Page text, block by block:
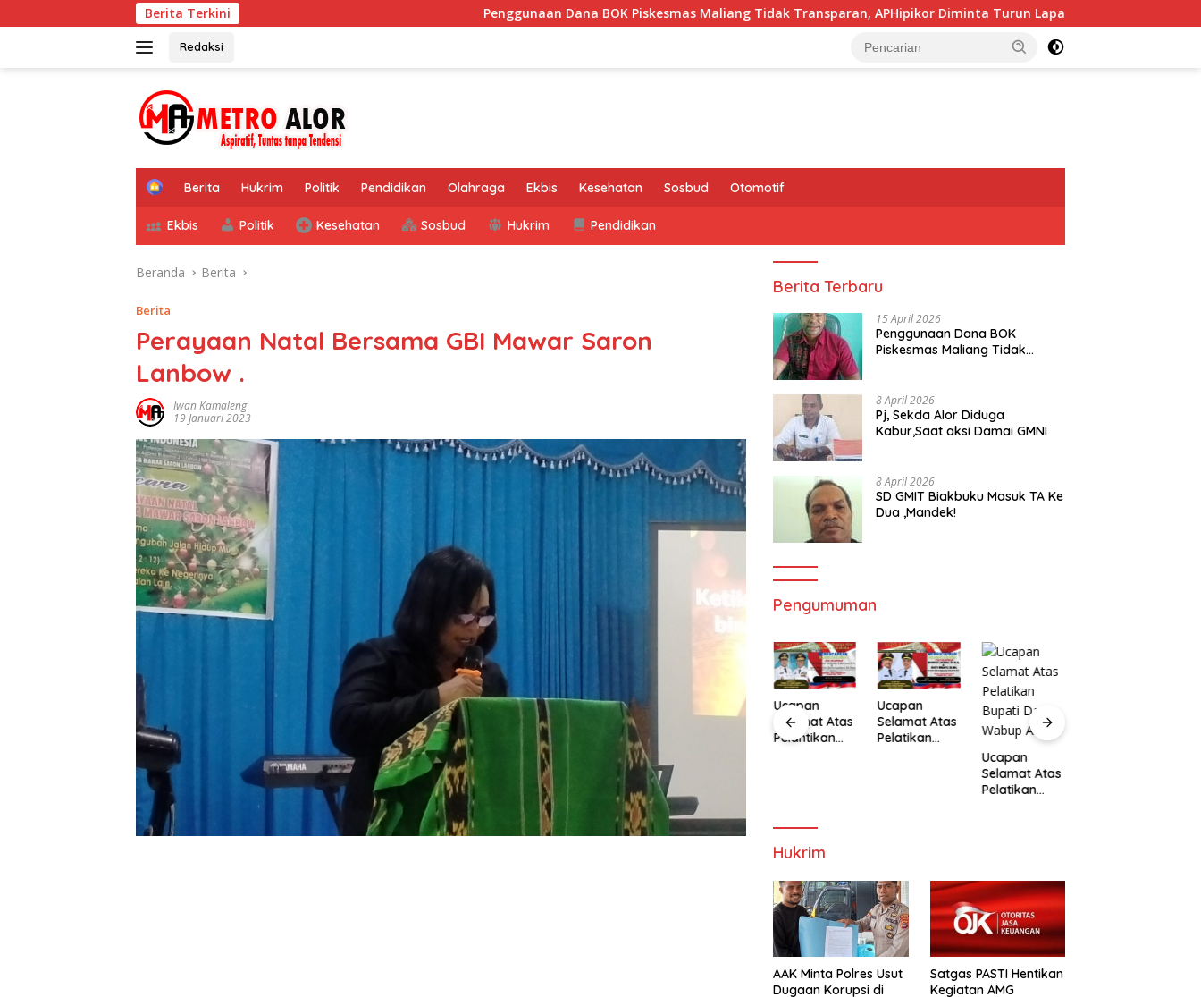
ke
Berita Terkini Penggunaan Dana BOK Piskesmas Maliang Tidak Transparan, APHipikor Diminta Turun Lapangan. Pj, Sekda Alor
Redaksi
H
m
e
Berita Hukrim Politik Pendidikan Olahraga Ekbis Kesehatan Sosbud Otomotif
Ekbis Politik Kesehatan Sosbud Hukrim Pendidikan
Beranda Berita
Berita
Perayaan Natal Bersama GBI Mawar Saron
Lanbow .
Iwan Kamaleng
19 Januari 2023
Berita Terbaru
15 April 2026
Penggunaan Dana BOK
Piskesmas Maliang Tidak
8 April 2026
Pj, Sekda Alor Diduga
Kabur,Saat aksi Damai GMNI
8 April 2026
SD GMIT Biakbuku Masuk TA Ke
Dua ,Mandek!
Pengumuman
Ucapan
Selamat Atas
Pelantikan
Gubernur
dan Wakil
Gubernur
NTT
Selamat Atas
Pelatikan
Bupati Dan
Wabup Alor
Ucapan
Selamat Atas
Pelatikan
Bupati Dan
Wabup Alor
Ucapan
Selamat Atas
Pelatikan
Bupati Dan
Wabup Alor
Selamat Atas
Pelatikan
Bupati Dan
Wabup Alor
Selamat Atas
Wakil Bupati
Alor
Ucapan
Selamat Atas
Pelantikan
Ucapan
Selamat Atas
Pelatikan
Ucapan
Selamat Atas
Pelatikan
Hukrim
AAK Minta Polres Usut
Dugaan Korupsi di
Satgas PASTI Hentikan
Kegiatan AMG